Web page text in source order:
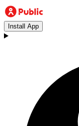
Install App